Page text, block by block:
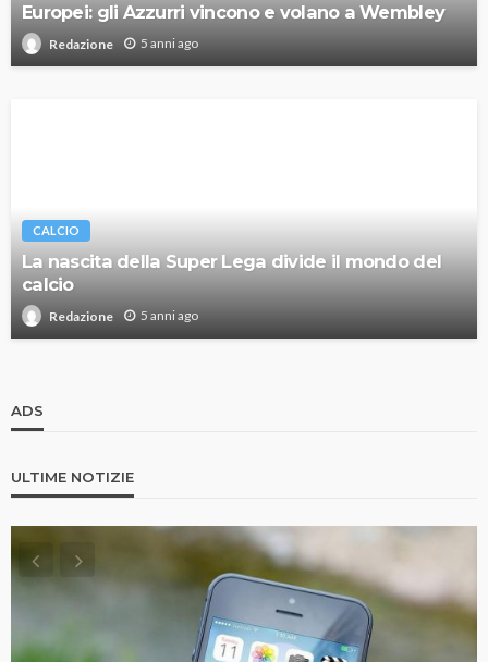
Europei: gli Azzurri vincono e volano a Wembley
Redazione 5 anni ago
CALCIO
La nascita della Super Lega divide il mondo del
calcio
Redazione 5 anni ago
ADS
ULTIME NOTIZIE